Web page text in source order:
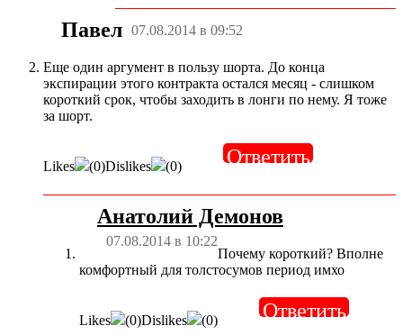
Павел 07.08.2014 в 09:52
Еще один аргумент в пользу шорта. До конца
экспирации этого контракта остался месяц - слишком
короткий срок, чтобы заходить в лонги по нему. Я тоже
за шорт.
Likes (0)Dislikes (0) Ответить
Анатолий Демонов
07.08.2014 в 10:22
Почему короткий? Вполне
комфортный для толстосумов период имхо
Likes (0)Dislikes (0) Ответить